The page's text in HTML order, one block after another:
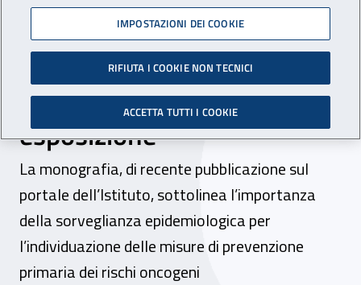
Agenti cancerogeni nei
luoghi di lavoro, online il
volume Inail sui rischi da
esposizione
La monografia, di recente pubblicazione sul
portale dell’Istituto, sottolinea l’importanza
della sorveglianza epidemiologica per
l’individuazione delle misure di prevenzione
primaria dei rischi oncogeni
IMPOSTAZIONI DEI COOKIE
RIFIUTA I COOKIE NON TECNICI
ACCETTA TUTTI I COOKIE